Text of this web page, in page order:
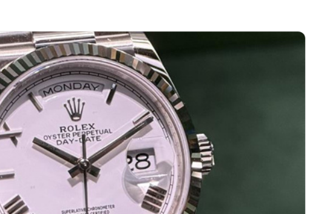
华润大厦写字楼A座5层503-5室（需提前预约）
金华万达广场写字楼4号楼22层2209室（需提前预约）
号世茂天际中心写字楼8层805室（需提前预约）
嘉兴世界贸易中心写字楼A座13层1304室（需提前预约）
道998号绿地双子塔（中央广场）A1座办公楼14层07室（需提前预约）
号华润中心写字楼（万象城）15层1508室（需提前预约）
万菱汇国际中心写字楼A塔7层704室（需提前预约）
375号世界贸易中心大厦南塔写字楼15层07室（需提前预约）
号华润大厦写字楼17层1701室（需提前预约）
7号华贸大厦写字楼1座30层05室（需提前预约）
华润大厦写字楼B座11层1104室（需提前预约）
号恒力城写字楼15层03室（需提前预约）